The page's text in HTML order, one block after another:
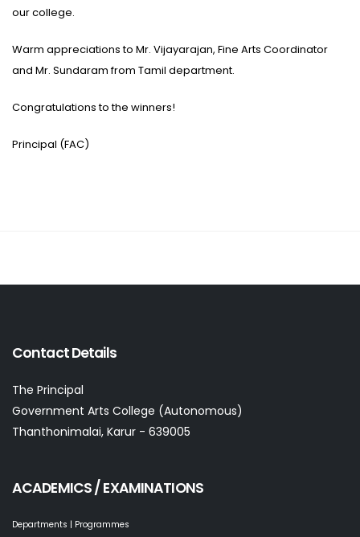
our college.
Warm appreciations to Mr. Vijayarajan, Fine Arts Coordinator
and Mr. Sundaram from Tamil department.
Congratulations to the winners!
Principal (FAC)
Contact Details
The Principal
Government Arts College (Autonomous)
Thanthonimalai, Karur - 639005
ACADEMICS / EXAMINATIONS
Departments | Programmes